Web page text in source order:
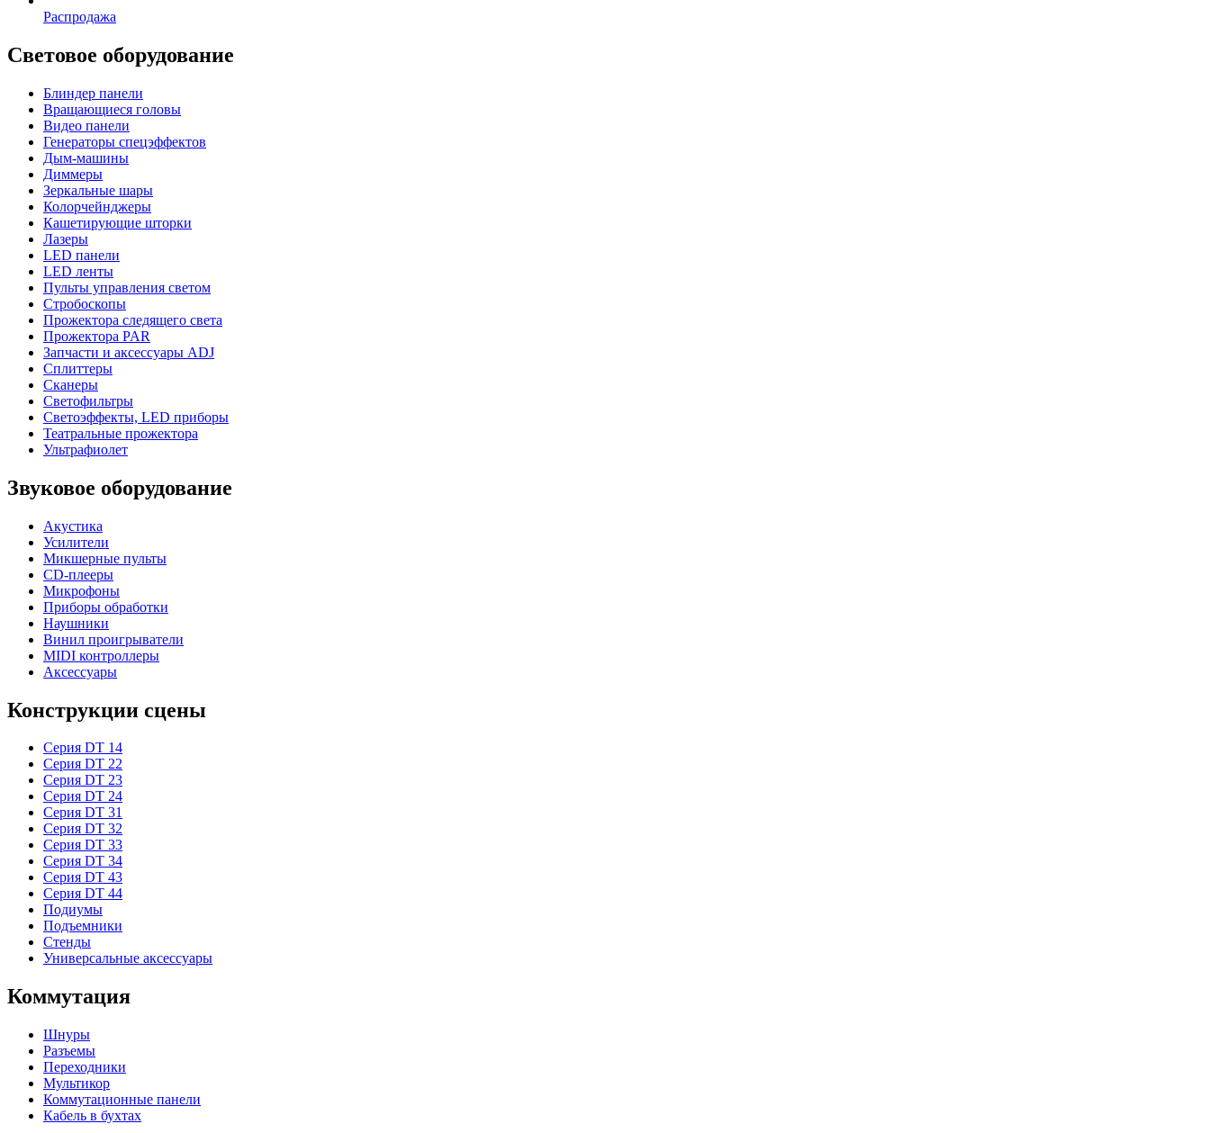
Распродажа
Световое оборудование
Блиндер панели
Вращающиеся головы
Видео панели
Генераторы спецэффектов
Дым-машины
Диммеры
Зеркальные шары
Колорчейнджеры
Кашетирующие шторки
Лазеры
LED панели
LED ленты
Пульты управления светом
Стробоскопы
Прожектора следящего света
Прожектора PAR
Запчасти и аксессуары ADJ
Сплиттеры
Сканеры
Светофильтры
Светоэффекты, LED приборы
Театральные прожектора
Ультрафиолет
Звуковое оборудование
Акустика
Усилители
Микшерные пульты
CD-плееры
Микрофоны
Приборы обработки
Наушники
Винил проигрыватели
MIDI контроллеры
Аксессуары
Конструкции сцены
Серия DT 14
Серия DT 22
Серия DT 23
Серия DT 24
Серия DT 31
Серия DT 32
Серия DT 33
Серия DT 34
Серия DT 43
Серия DT 44
Подиумы
Подъемники
Стенды
Универсальные аксессуары
Коммутация
Шнуры
Разъемы
Переходники
Мультикор
Коммутационные панели
Кабель в бухтах